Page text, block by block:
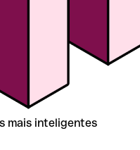
mais inteligentes